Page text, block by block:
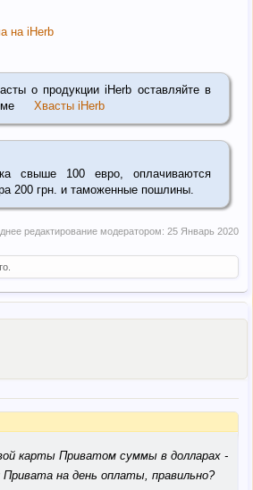
на iHerb
о продукции iHerb оставляйте в
Хвасты iHerb
свыше 100 евро, оплачиваются
200 грн. и таможенные пошлины.
редактирование модератором: 25 Январь 2020
карты Приватом суммы в долларах -
на день оплаты, правильно?